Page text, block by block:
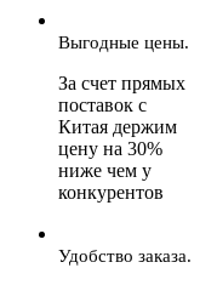
Выгодные цены.
За счет прямых
поставок с
Китая держим
цену на 30%
ниже чем у
конкурентов
Удобство заказа.